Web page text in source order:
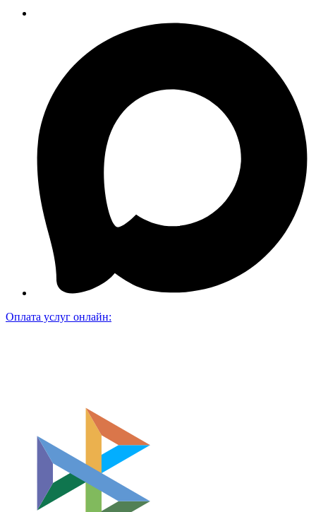
Оплата услуг онлайн: